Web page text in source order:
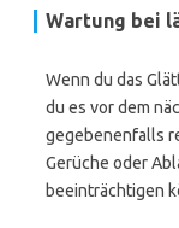
Wartung bei
Wenn du das
du es vor dem
gegebenenfalls
Gerüche oder
beeinträchtigen